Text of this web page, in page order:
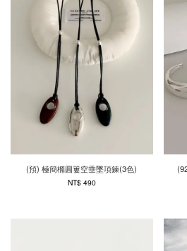
(預) 極簡橢圓簍空垂墜項鍊(3色)
NT$ 490